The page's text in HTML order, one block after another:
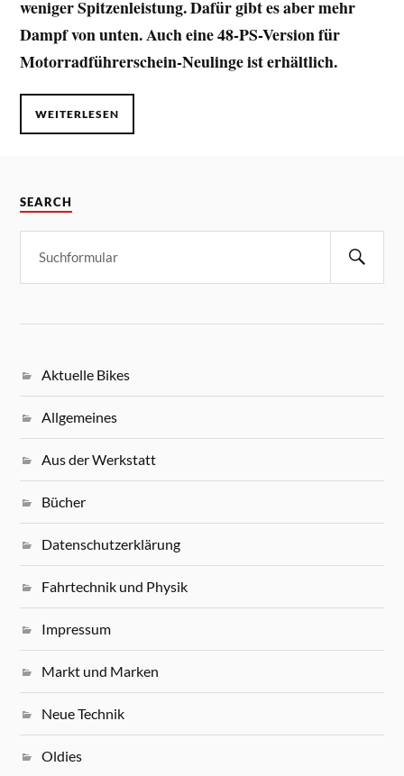
weniger Spitzenleistung. Dafür gibt es aber mehr
Dampf von unten. Auch eine 48-PS-Version für
Motorradführerschein-Neulinge ist erhältlich.
WEITERLESEN
SEARCH
Aktuelle Bikes
Allgemeines
Aus der Werkstatt
Bücher
Datenschutzerklärung
Fahrtechnik und Physik
Impressum
Markt und Marken
Neue Technik
Oldies